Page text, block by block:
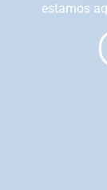
estamos